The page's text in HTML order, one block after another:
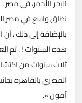
البحر الأحمر، في
نطاق واسع في مصر
بالإضافة إلى ذلك ،
ثلاث سنوات من
المصري بالقاهرة
آمون ».